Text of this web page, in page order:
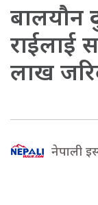
बालयौन
राईलाई
लाख
नेपाली